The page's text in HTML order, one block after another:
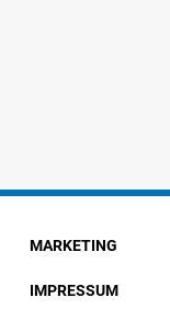
MARKETING
IMPRESSUM